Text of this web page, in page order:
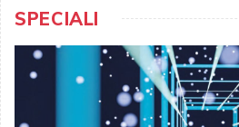
SPECIALI